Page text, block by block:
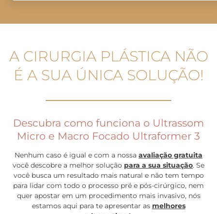
A CIRURGIA PLÁSTICA NÃO
É A SUA ÚNICA SOLUÇÃO!
Descubra como funciona o Ultrassom
Micro e Macro Focado Ultraformer 3
Nenhum caso é igual e com a nossa avaliação gratuita
você descobre a melhor solução para a sua situação. Se
você busca um resultado mais natural e não tem tempo
para lidar com todo o processo pré e pós-cirúrgico, nem
quer apostar em um procedimento mais invasivo, nós
estamos aqui para te apresentar as melhores